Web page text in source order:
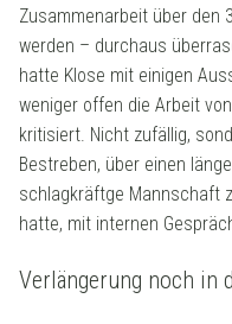
Zusammenarbeit über den
werden – durchaus
hatte Klose mit einigen
weniger offen die Arbeit
kritisiert. Nicht zufällig,
Bestreben, über einen
schlagkräftge Mannschaft
hatte, mit internen
Verlängerung noch in